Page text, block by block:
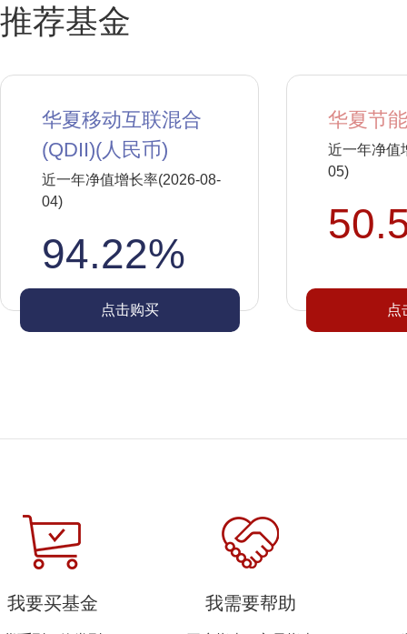
推荐基金
华夏移动互联混合
(QDII)(人民币)
近一年净值增长率(2026-08-
04)
94.22%
点击购买
华夏节
近一年净值
05)
点
我要买基金 我需要帮助